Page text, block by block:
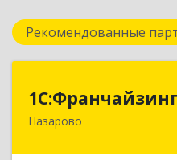
Рекомендованные
Назарово662200,